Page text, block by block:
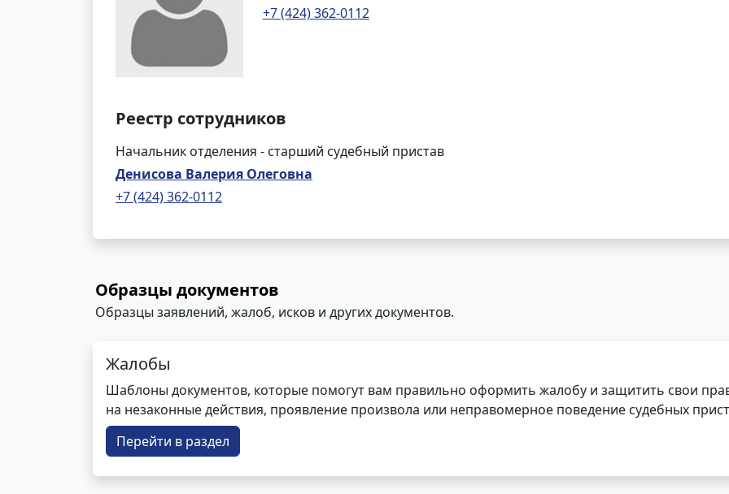
+7 (424) 362-0112
Реестр сотрудников
Начальник отделения - старший судебный пристав
Денисова Валерия Олеговна
+7 (424) 362-0112
Образцы документов
Образцы заявлений, жалоб, исков и других документов.
Жалобы
Шаблоны документов, которые помогут вам правильно оформить жалобу и защитить свои
на незаконные действия, проявление произвола или неправомерное поведение судебных
Перейти в раздел